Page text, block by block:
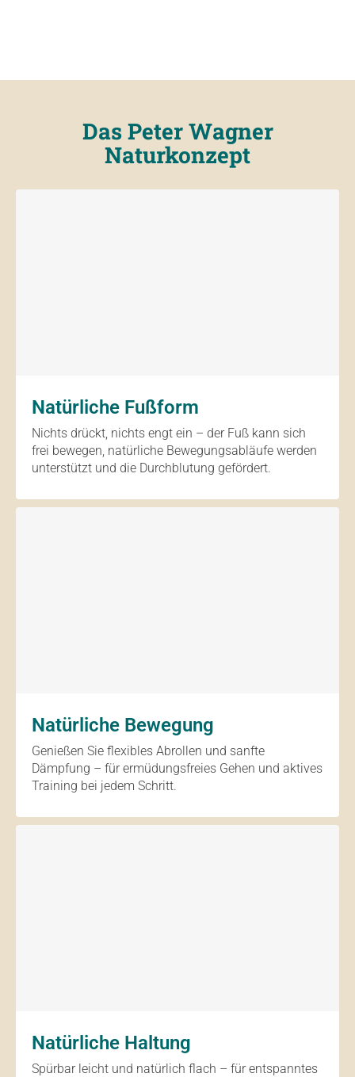
Das Peter Wagner
Naturkonzept
Natürliche Fußform
Nichts drückt, nichts engt ein – der Fuß kann sich
frei bewegen, natürliche Bewegungsabläufe werden
unterstützt und die Durchblutung gefördert.
Natürliche Bewegung
Genießen Sie flexibles Abrollen und sanfte
Dämpfung – für ermüdungsfreies Gehen und aktives
Training bei jedem Schritt.
Natürliche Haltung
Spürbar leicht und natürlich flach – für entspanntes